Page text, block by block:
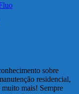
sobre
residencial,
mais! Sempre